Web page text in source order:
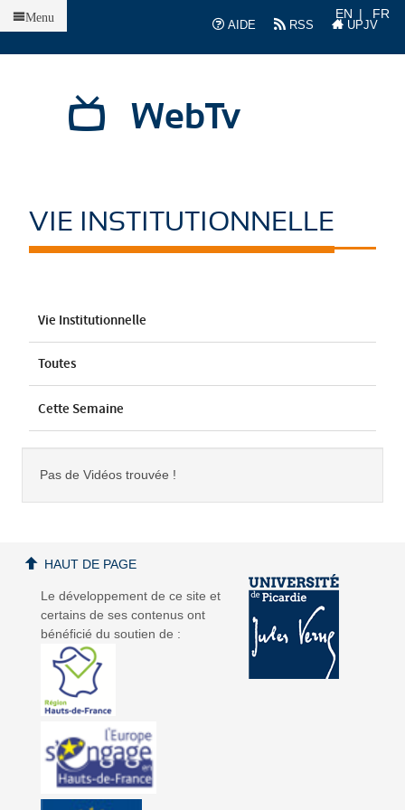
AIDE
RSS UPJV
EN FR
WebTv
Menu
VIE INSTITUTIONNELLE
Vie Institutionnelle
Toutes
Cette Semaine
Pas de Vidéos trouvée !
Le développement de ce site et
certains de ses contenus ont
bénéficié du soutien de :
HAUT DE PAGE